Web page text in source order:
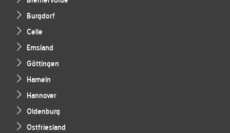
Burgdorf
Celle
Emsland
Göttingen
Hameln
Hannover
Oldenburg
Ostfriesland